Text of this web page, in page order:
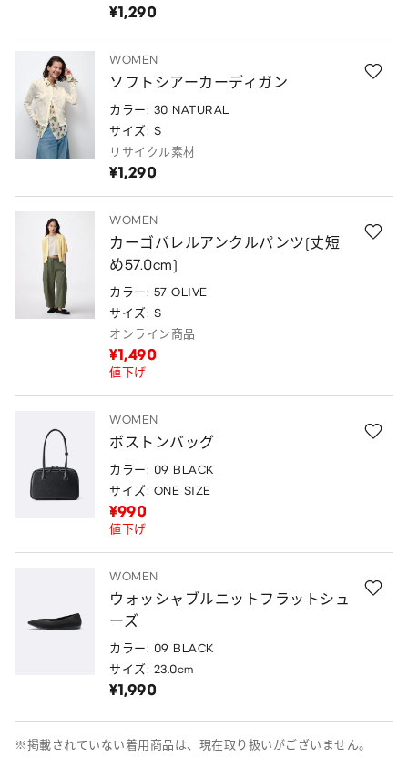
¥1,290
WOMEN
ソフトシアーカーディガン
カラー: 30 NATURAL
サイズ: S
リサイクル素材
¥1,290
WOMEN
カーゴバレルアンクルパンツ(丈短
め57.0cm)
カラー: 57 OLIVE
サイズ: S
オンライン商品
¥1,490
値下げ
WOMEN
ボストンバッグ
カラー: 09 BLACK
サイズ: ONE SIZE
¥990
値下げ
WOMEN
ウォッシャブルニットフラットシュ
ーズ
カラー: 09 BLACK
サイズ: 23.0cm
¥1,990
※掲載されていない着用商品は、現在取り扱いがございません。